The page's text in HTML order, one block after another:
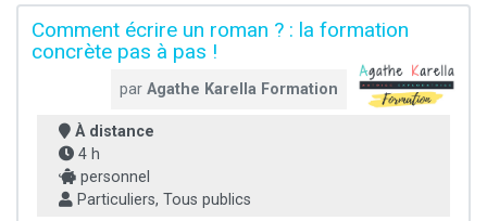
Comment écrire un roman ? : la formation
concrète pas à pas !
par Agathe Karella Formation
À distance
4 h
personnel
Particuliers, Tous publics